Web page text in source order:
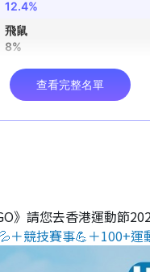
》請您去香港運動節
＋競技賽事💪＋100+運